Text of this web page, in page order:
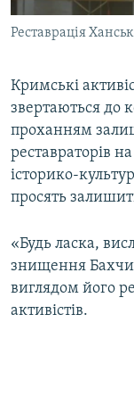
УКРАЇНСЬКА
ІНФОГРАФІКА
ДОЛУЧАЙСЯ!
Усі сайти RFE/
Реставрація
Кримські
звертаються до
проханням
реставраторів
історико-
просять
«Будь ласка,
знищення
виглядом його
активістів.